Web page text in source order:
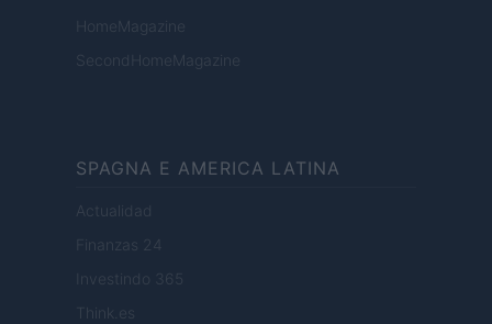
HomeMagazine
SecondHomeMagazine
SPAGNA E AMERICA LATINA
Actualidad
Finanzas 24
Investindo 365
Think.es